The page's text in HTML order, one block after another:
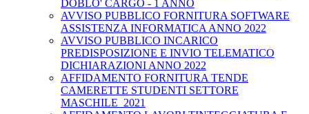
DOBLO' CARGO - 1 ANNO
AVVISO PUBBLICO FORNITURA SOFTWARE
ASSISTENZA INFORMATICA ANNO 2022
AVVISO PUBBLICO INCARICO
PREDISPOSIZIONE E INVIO TELEMATICO
DICHIARAZIONI ANNO 2022
AFFIDAMENTO FORNITURA TENDE
CAMERETTE STUDENTI SETTORE
MASCHILE_2021